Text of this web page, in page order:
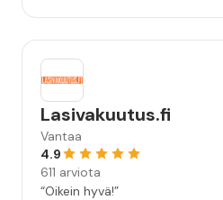
Lasivakuutus.fi
Vantaa
4.9
611 arviota
“Oikein hyvä!”